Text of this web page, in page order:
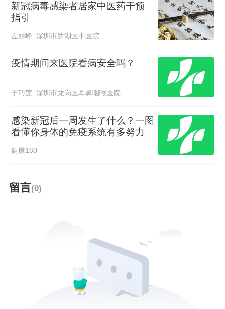
新冠病毒感染者居家中医药干预
指引
左丽峰 深圳市罗湖区中医院
疫情期间来医院看病安全吗？
于巧莲 深圳市龙岗区耳鼻咽喉医院
感染新冠后一周发生了什么？一图
看懂你身体的免疫系统有多努力
健康160
留言(0)